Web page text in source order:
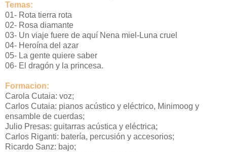
Temas:
01- Rota tierra rota
02- Rosa diamante
03- Un viaje fuere de aquí Nena miel-Luna cruel
04- Heroína del azar
05- La gente quiere saber
06- El dragón y la princesa.
Formacion:
Carola Cutaia: voz;
Carlos Cutaia: pianos acústico y eléctrico, Minimoog y
ensamble de cuerdas;
Julio Presas: guitarras acústica y eléctrica;
Carlos Riganti: batería, percusión y accesorios;
Ricardo Sanz: bajo;